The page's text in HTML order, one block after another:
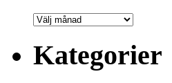
Bloggarkiv
Kategorier